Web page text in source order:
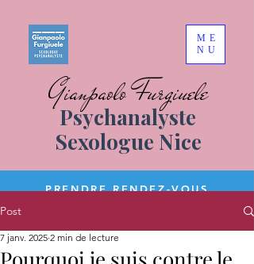
Gianpaolo Furgiuele
Psychanalyste
Sexologue Nice
PRENDRE RENDEZ-VOUS
ME
NU
Post
7 janv. 2025 2 min de lecture